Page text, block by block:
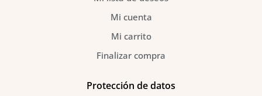
Mi cuenta
Mi carrito
Finalizar compra
Protección de datos